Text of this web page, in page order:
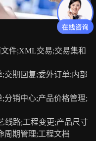
件;XML交易;交易集和
交期回复;委外订单;内部
分销中心;产品价格管理;
线路;工程变更;产品尺寸
周期管理;工程文档